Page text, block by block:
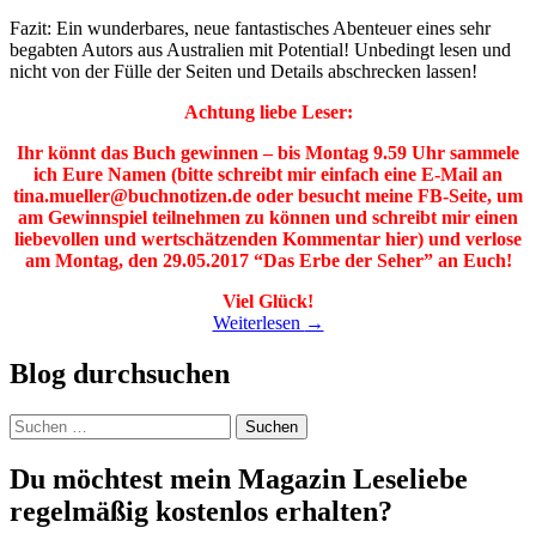
Fazit: Ein wunderbares, neue fantastisches Abenteuer eines sehr
begabten Autors aus Australien mit Potential! Unbedingt lesen und
nicht von der Fülle der Seiten und Details abschrecken lassen!
Achtung liebe Leser:
Ihr könnt das Buch gewinnen – bis Montag 9.59 Uhr sammele
ich Eure Namen (bitte schreibt mir einfach eine E-Mail an
tina.mueller@buchnotizen.de oder besucht meine FB-Seite, um
am Gewinnspiel teilnehmen zu können und schreibt mir einen
liebevollen und wertschätzenden Kommentar hier) und verlose
am Montag, den 29.05.2017 “Das Erbe der Seher” an Euch!
Viel Glück!
Weiterlesen →
Blog durchsuchen
Suchen
nach:
Du möchtest mein Magazin Leseliebe
regelmäßig kostenlos erhalten?